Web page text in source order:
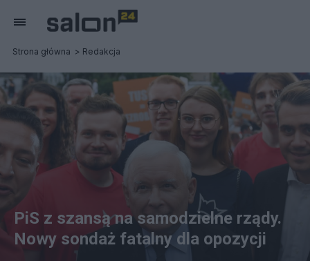
Strona główna Redakcja
PiS z szansą na samodzielne rządy.
Nowy sondaż fatalny dla opozycji